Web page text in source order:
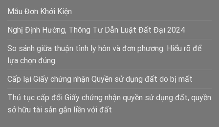
Mẫu Đơn Khởi Kiện
Nghị Định Hướng, Thông Tư Dẫn Luật Đất Đại 2024
So sánh giữa thuận tình ly hôn và đơn phương: Hiểu rõ để
lựa chọn đúng
Cấp lại Giấy chứng nhận Quyền sử dụng đất do bị mất
Thủ tục cấp đổi Giấy chứng nhận quyền sử dụng đất, quyền
sở hữu tài sản gắn liền với đất